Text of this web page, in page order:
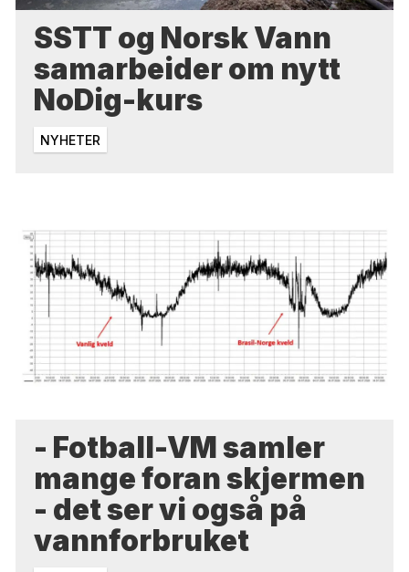
SSTT og Norsk Vann
samarbeider om nytt
NoDig-kurs
NYHETER
- Fotball-VM samler
mange foran skjermen
- det ser vi også på
vannforbruket